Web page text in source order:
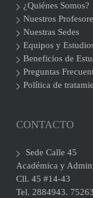
¿Quiénes Somos?
Nuestros
Nuestras Sedes
Equipos y
Beneficios de
Preguntas
Política de
CONTACTO
Sede Calle 45
Académica y
Cll. 45 #14-43
Tel. 2884943.